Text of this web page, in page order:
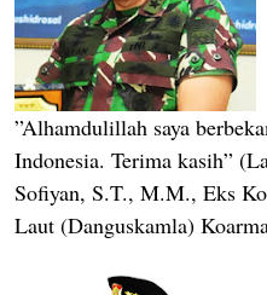
”Alhamdulillah saya
Indonesia. Terima kasih”
Sofiyan, S.T., M.M., Eks
Laut (Danguskamla)